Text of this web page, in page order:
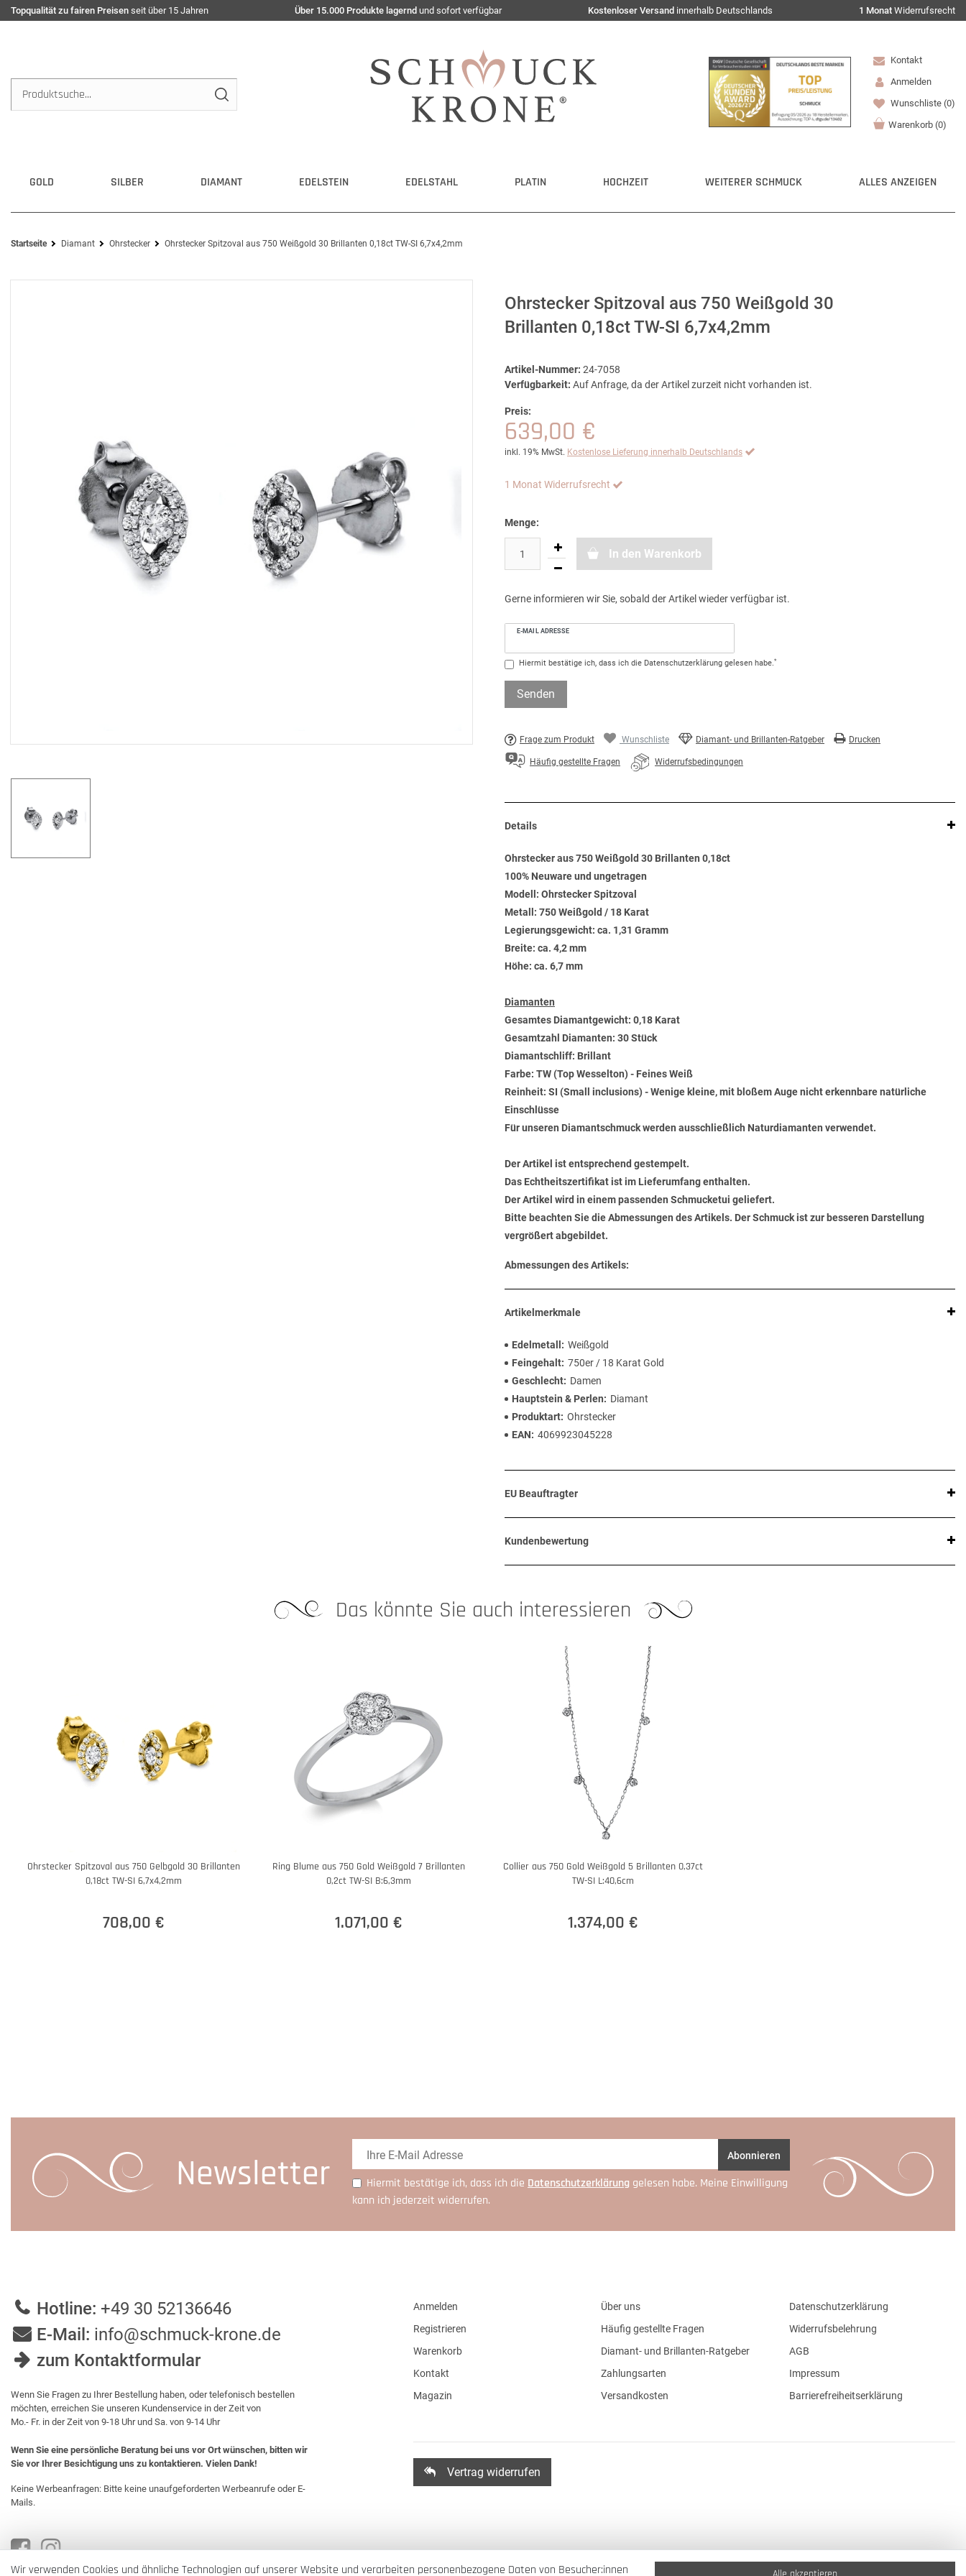
Topqualität zu fairen Preisen seit über 15 Jahren Über 15.000 Produkte lagernd und sofort verfügbar Kostenloser Versand innerhalb Deutschlands 1 Monat Widerrufsrecht
Kontakt
Anmelden
Wunschliste (0)
Warenkorb (0)
GOLD SILBER DIAMANT EDELSTEIN EDELSTAHL PLATIN HOCHZEIT WEITERER SCHMUCK ALLES ANZEIGEN
Startseite Diamant Ohrstecker Ohrstecker Spitzoval aus 750 Weißgold 30 Brillanten 0,18ct TW-SI 6,7x4,2mm
Ohrstecker Spitzoval aus 750 Weißgold 30
Brillanten 0,18ct TW-SI 6,7x4,2mm
Artikel-Nummer: 24-7058
Verfügbarkeit: Auf Anfrage, da der Artikel zurzeit nicht vorhanden ist.
Preis:
639,00 €
inkl. 19% MwSt. Kostenlose Lieferung innerhalb Deutschlands
1 Monat Widerrufsrecht
Menge:
In den Warenkorb
Gerne informieren wir Sie, sobald der Artikel wieder verfügbar ist.
E-MAIL ADRESSE
Hiermit bestätige ich, dass ich die Daten­schutz­erklärung gelesen habe.*
Senden
Frage zum Produkt Wunschliste Diamant- und Brillanten-Ratgeber Drucken
Häufig gestellte Fragen Widerrufsbedingungen
Details
Ohrstecker aus 750 Weißgold 30 Brillanten 0,18ct
100% Neuware und ungetragen
Modell: Ohrstecker Spitzoval
Metall: 750 Weißgold / 18 Karat
Legierungsgewicht: ca. 1,31 Gramm
Breite: ca. 4,2 mm
Höhe: ca. 6,7 mm
Diamanten
Gesamtes Diamantgewicht: 0,18 Karat
Gesamtzahl Diamanten: 30 Stück
Diamantschliff: Brillant
Farbe: TW (Top Wesselton) - Feines Weiß
Reinheit: SI (Small inclusions) - Wenige kleine, mit bloßem Auge nicht erkennbare natürliche
Einschlüsse
Für unseren Diamantschmuck werden ausschließlich Naturdiamanten verwendet.
Der Artikel ist entsprechend gestempelt.
Das Echtheitszertifikat ist im Lieferumfang enthalten.
Der Artikel wird in einem passenden Schmucketui geliefert.
Bitte beachten Sie die Abmessungen des Artikels. Der Schmuck ist zur besseren Darstellung
vergrößert abgebildet.
Abmessungen des Artikels:
Artikelmerkmale
Edelmetall
Weißgold
Feingehalt 750er / 18 Karat Gold
Geschlecht
Damen
Hauptstein & Perlen
Diamant
Produktart Ohrstecker
EAN
4069923045228
EU Beauftragter
Kundenbewertung
Das könnte Sie auch interessieren
Ohrstecker Spitzoval aus 750 Gelbgold 30 Brillanten
0,18ct TW-SI 6,7x4,2mm
708,00 €
Ring Blume aus 750 Gold Weißgold 7 Brillanten
0,2ct TW-SI B:6,3mm
1.071,00 €
Collier aus 750 Gold Weißgold 5 Brillanten 0,37ct
TW-SI L:40,6cm
1.374,00 €
Newsletter Abonnieren
Hiermit bestätige ich, dass ich die Daten­schutz­erklärung gelesen habe. Meine Einwilligung
kann ich jederzeit widerrufen.
Hotline: +49 30 52136646
E-Mail: info@schmuck-krone.de
zum Kontaktformular
Wenn Sie Fragen zu Ihrer Bestellung haben, oder telefonisch bestellen
möchten, erreichen Sie unseren Kundenservice in der Zeit von
Mo.- Fr. in der Zeit von 9-18 Uhr und Sa. von 9-14 Uhr
Wenn Sie eine persönliche Beratung bei uns vor Ort wünschen, bitten wir
Sie vor Ihrer Besichtigung uns zu kontaktieren. Vielen Dank!
Keine Werbeanfragen: Bitte keine unaufgeforderten Werbeanrufe oder E-
Mails.
Anmelden
Registrieren
Warenkorb
Kontakt
Magazin
Über uns
Häufig gestellte Fragen
Diamant- und Brillanten-Ratgeber
Zahlungsarten
Versandkosten
Datenschutzerklärung
Widerrufsbelehrung
AGB
Impressum
Barrierefreiheitserklärung
Vertrag widerrufen
Wir verwenden Cookies und ähnliche Technologien auf unserer Website und verarbeiten personenbezogene Daten von Besucher:innen